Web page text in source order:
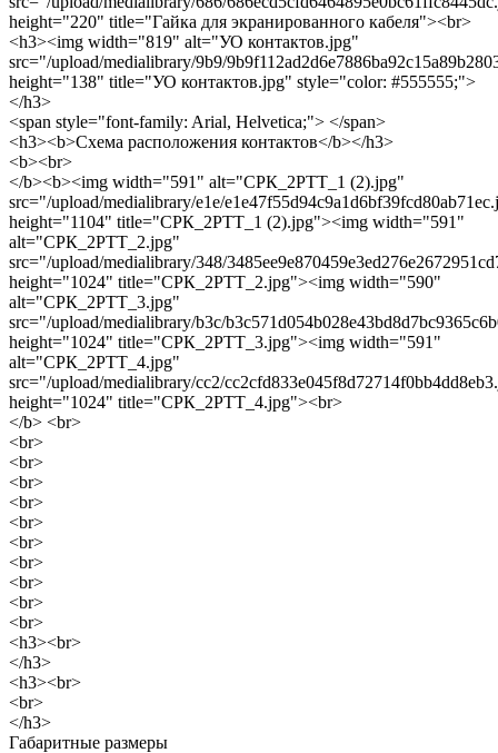
height="220" title="Гайка для экранированного кабеля"><br>
<h3><img width="819" alt="УО контактов.jpg"
src="/upload/medialibrary/9b9/
height="138" title="УО контактов.jpg" style="color: #555555;">
</h3>
<span style="font-family: Arial, Helvetica;"> </span>
<h3><b>Схема расположения контактов</b></h3>
<b><br>
</b><b><img width="591" alt="СРК_2РТТ_1 (2).jpg"
src="/upload/medialibrary/e1e/
height="1104" title="СРК_2РТТ_1 (2).jpg"><img width="591"
alt="СРК_2РТТ_2.jpg"
src="/upload/medialibrary/348/
height="1024" title="СРК_2РТТ_2.jpg"><img width="590"
alt="СРК_2РТТ_3.jpg"
src="/upload/medialibrary/b3c/
height="1024" title="СРК_2РТТ_3.jpg"><img width="591"
alt="СРК_2РТТ_4.jpg"
src="/upload/medialibrary/cc2/
height="1024" title="СРК_2РТТ_4.jpg"><br>
</b> <br>
<br>
<br>
<br>
<br>
<br>
<br>
<br>
<br>
<br>
<br>
<h3><br>
</h3>
<h3><br>
<br>
</h3>
Габаритные размеры